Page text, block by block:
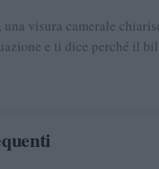
visura camerale
e ti dice perché il